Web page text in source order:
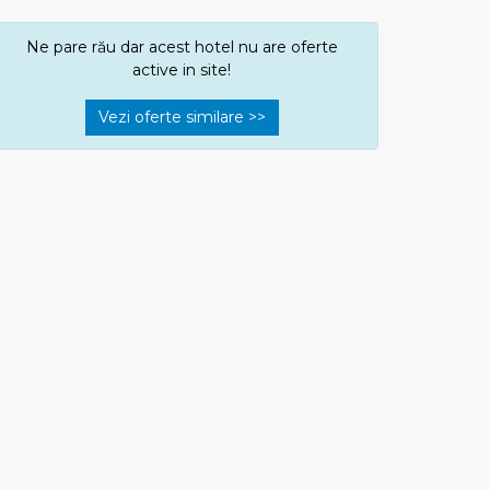
Ne pare rău dar acest hotel nu are oferte
active in site!
Vezi oferte similare >>